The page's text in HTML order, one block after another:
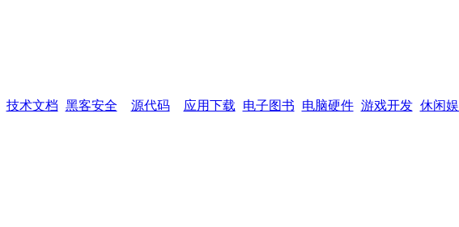
技术文档 黑客安全 源代码 应用下载 电子图书 电脑硬件 游戏开发 休闲